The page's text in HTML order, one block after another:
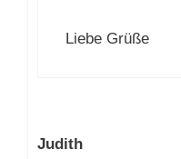
Liebe Grüße
Judith